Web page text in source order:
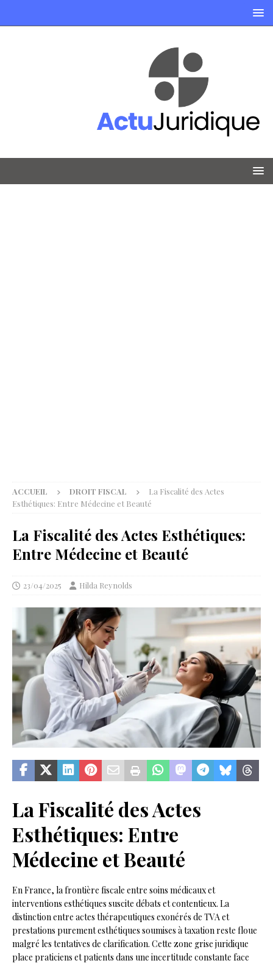
ACCUEIL DROIT FISCAL
La Fiscalité des Actes
Esthétiques: Entre Médecine et Beauté
La Fiscalité des Actes Esthétiques:
Entre Médecine et Beauté
23/04/2025 Hilda Reynolds
La Fiscalité des Actes
Esthétiques: Entre
Médecine et Beauté
En France, la frontière fiscale entre soins médicaux et
interventions esthétiques suscite débats et contentieux. La
distinction entre actes thérapeutiques exonérés de TVA et
prestations purement esthétiques soumises à taxation reste floue
malgré les tentatives de clarification. Cette zone grise juridique
place praticiens et patients dans une incertitude constante face